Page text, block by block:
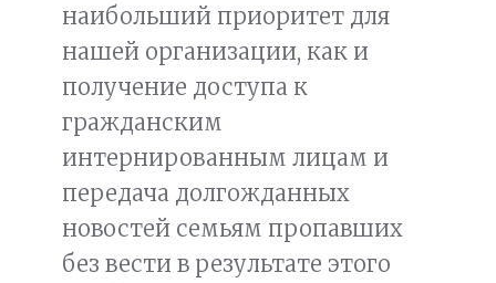
наибольший приоритет для
нашей организации, как и
получение доступа к
гражданским
интернированным лицам и
передача долгожданных
новостей семьям пропавших
без вести в результате этого